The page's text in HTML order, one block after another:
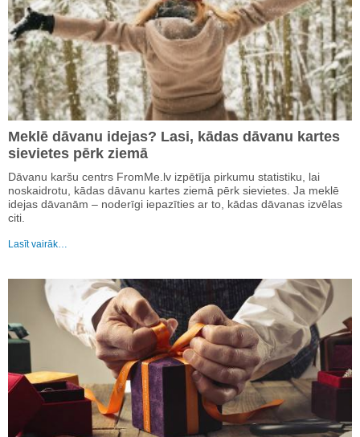
Meklē dāvanu idejas? Lasi, kādas dāvanu kartes
sievietes pērk ziemā
Dāvanu karšu centrs FromMe.lv izpētīja pirkumu statistiku, lai
noskaidrotu, kādas dāvanu kartes ziemā pērk sievietes. Ja meklē
idejas dāvanām – noderīgi iepazīties ar to, kādas dāvanas izvēlas
citi.
Lasīt vairāk…